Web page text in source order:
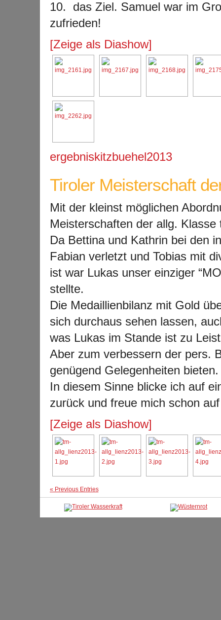
10. das Ziel. Samuel war im
zufrieden!
[Zeige als Diashow]
ergebniskitzbuehel2013
Tiroler Meisterschaft
Mit der kleinst möglichen
Meisterschaften der allg. Klasse
Da Bettina und Kathrin bei den
Fabian verletzt und Tobias mit
ist war Lukas unser einziger
stellte.
Die Medaillienbilanz mit Gold
sich durchaus sehen lassen,
was Lukas im Stande ist zu
Aber zum verbessern der pers.
genügend Gelegenheiten bieten.
In diesem Sinne blicke ich auf
zurück und freue mich schon
[Zeige als Diashow]
« Previous Entries